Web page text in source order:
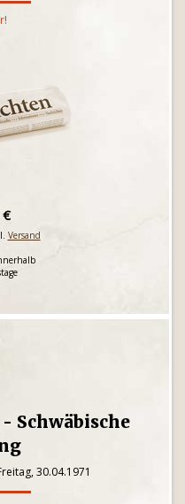
Versand
Schwäbische
30.04.1971